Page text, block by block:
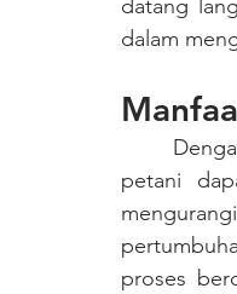
datang
dalam
petani
proses